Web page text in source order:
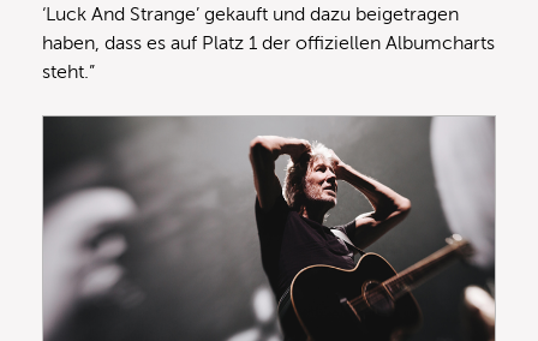
‘Luck And Strange’ gekauft und dazu beigetragen
haben, dass es auf Platz 1 der offiziellen Albumcharts
steht.”